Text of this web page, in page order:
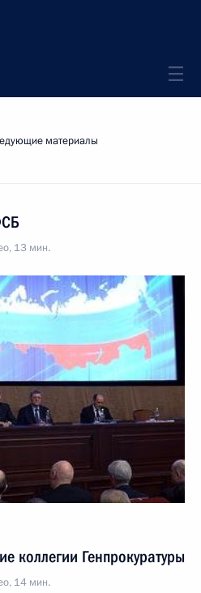
материалы
13 мин.
коллегии Генпрокуратуры
14 мин.